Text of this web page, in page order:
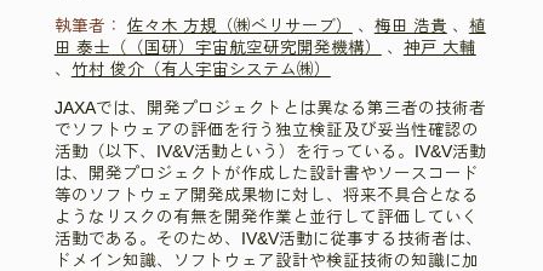
執筆者： 佐々木 方規（㈱ベリサーブ） 、 梅田 浩貴 、 植
田 泰士（（国研）宇宙航空研究開発機構）
、 神戸 大輔
、 竹村 俊介（有人宇宙システム㈱）
JAXAでは、開発プロジェクトとは異なる第三者の技術者
でソフトウェアの評価を行う独立検証及び妥当性確認の
活動（以下、IV&V活動という）を行っている。IV&V活動
は、開発プロジェクトが作成した設計書やソースコード
等のソフトウェア開発成果物に対し、将来不具合となる
ようなリスクの有無を開発作業と並行して評価していく
活動である。そのため、IV&V活動に従事する技術者は、
ドメイン知識、ソフトウェア設計や検証技術の知識に加